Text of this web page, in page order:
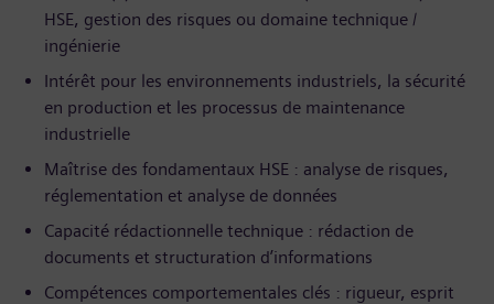
HSE, gestion des risques ou domaine technique /
ingénierie
Intérêt pour les environnements industriels, la sécurité
en production et les processus de maintenance
industrielle
Maîtrise des fondamentaux HSE : analyse de risques,
réglementation et analyse de données
Capacité rédactionnelle technique : rédaction de
documents et structuration d’informations
Compétences comportementales clés : rigueur, esprit